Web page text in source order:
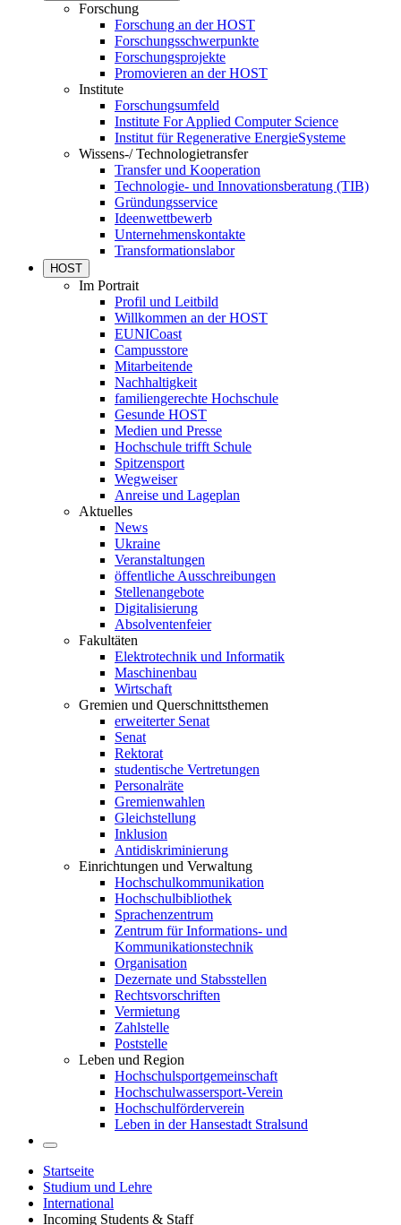
Forschung
Forschung an der HOST
Forschungsschwerpunkte
Forschungsprojekte
Promovieren an der HOST
Institute
Forschungsumfeld
Institute For Applied Computer Science
Institut für Regenerative EnergieSysteme
Wissens-/ Technologietransfer
Transfer und Kooperation
Technologie- und Innovationsberatung (TIB)
Gründungsservice
Ideenwettbewerb
Unternehmenskontakte
Transformationslabor
HOST
Im Portrait
Profil und Leitbild
Willkommen an der HOST
EUNICoast
Campusstore
Mitarbeitende
Nachhaltigkeit
familiengerechte Hochschule
Gesunde HOST
Medien und Presse
Hochschule trifft Schule
Spitzensport
Wegweiser
Anreise und Lageplan
Aktuelles
News
Ukraine
Veranstaltungen
öffentliche Ausschreibungen
Stellenangebote
Digitalisierung
Absolventenfeier
Fakultäten
Elektrotechnik und Informatik
Maschinenbau
Wirtschaft
Gremien und Querschnittsthemen
erweiterter Senat
Senat
Rektorat
studentische Vertretungen
Personalräte
Gremienwahlen
Gleichstellung
Inklusion
Antidiskriminierung
Einrichtungen und Verwaltung
Hochschulkommunikation
Hochschulbibliothek
Sprachenzentrum
Zentrum für Informations- und
Kommunikationstechnik
Organisation
Dezernate und Stabsstellen
Rechtsvorschriften
Vermietung
Zahlstelle
Poststelle
Leben und Region
Hochschulsportgemeinschaft
Hochschulwassersport-Verein
Hochschulförderverein
Leben in der Hansestadt Stralsund
Startseite
Studium und Lehre
International
Incoming Students & Staff